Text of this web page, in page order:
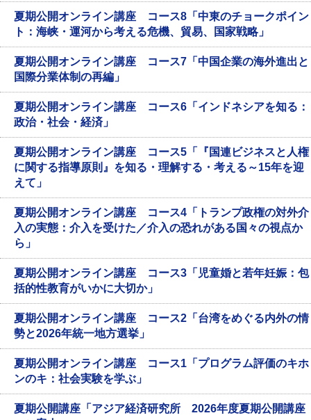
夏期公開オンライン講座 コース8「中東のチョークポイン
ト：海峡・運河から考える危機、貿易、国家戦略」
夏期公開オンライン講座 コース7「中国企業の海外進出と
国際分業体制の再編」
夏期公開オンライン講座 コース6「インドネシアを知る：
政治・社会・経済」
夏期公開オンライン講座 コース5「『国連ビジネスと人権
に関する指導原則』を知る・理解する・考える～15年を迎
えて」
夏期公開オンライン講座 コース4「トランプ政権の対外介
入の実態：介入を受けた／介入の恐れがある国々の視点か
ら」
夏期公開オンライン講座 コース3「児童婚と若年妊娠：包
括的性教育がいかに大切か」
夏期公開オンライン講座 コース2「台湾をめぐる内外の情
勢と2026年統一地方選挙」
夏期公開オンライン講座 コース1「プログラム評価のキホ
ンのキ：社会実験を学ぶ」
夏期公開講座「アジア経済研究所 2026年度夏期公開講座